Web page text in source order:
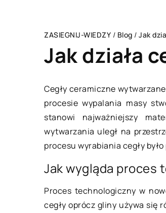
ZASIEGNIJ-WIEDZY / Blog / Jak
Jak działa
Cegły ceramiczne
procesie wypalania masy
stanowi najważniejszy
wytwarzania uległ na
procesu wyrabiania cegły
Jak wygląda proces
Proces technologiczny w
cegły oprócz gliny używa się
OTOCZENIE